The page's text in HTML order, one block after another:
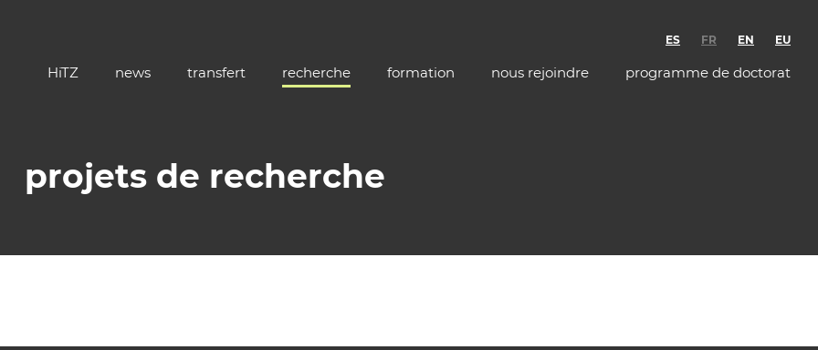
ES FR EN EU
HiTZ news transfert recherche formation nous rejoindre programme de doctorat
projets de recherche